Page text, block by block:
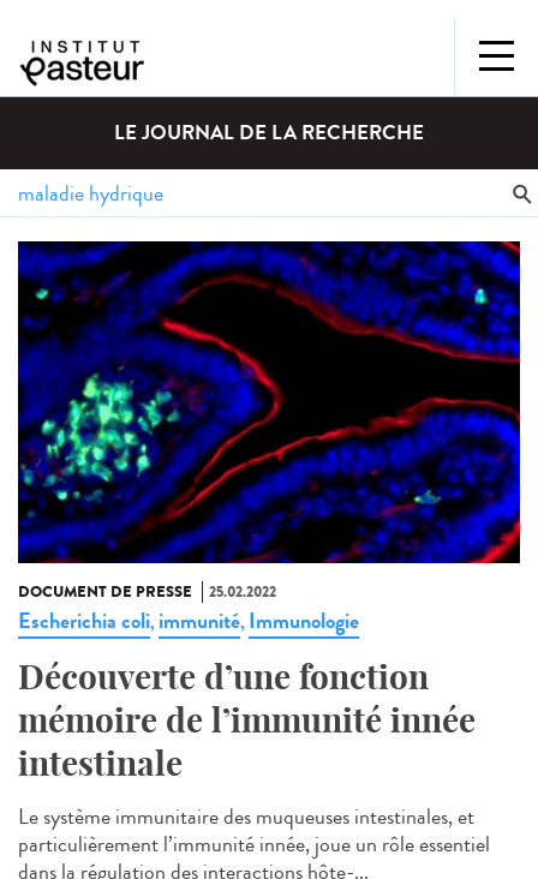
LE JOURNAL DE LA RECHERCHE
DOCUMENT DE PRESSE 25.02.2022
Escherichia coli, immunité, Immunologie
Découverte d’une fonction
mémoire de l’immunité innée
intestinale
Le système immunitaire des muqueuses intestinales, et
particulièrement l’immunité innée, joue un rôle essentiel
dans la régulation des interactions hôte-...